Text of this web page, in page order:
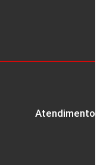
Atendimento